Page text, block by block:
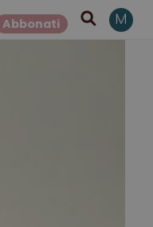
Abbonati M